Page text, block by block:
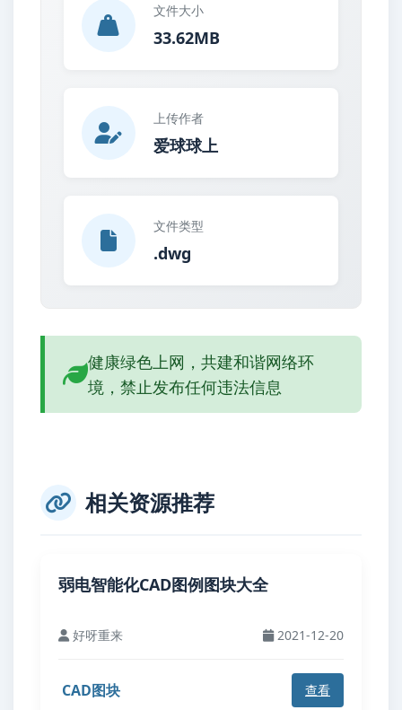
文件大小
33.62MB
上传作者
爱球球上
文件类型
.dwg
健康绿色上网，共建和谐网络环
境，禁止发布任何违法信息
相关资源推荐
弱电智能化CAD图例图块大全
好呀重来 2021-12-20
CAD图块 查看